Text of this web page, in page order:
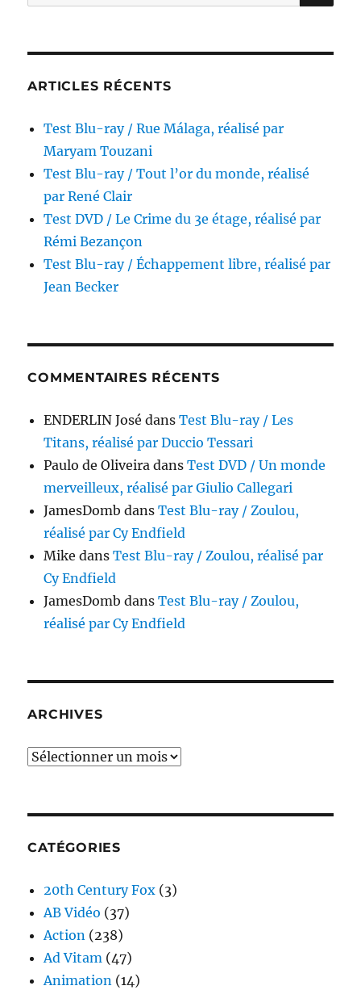
Noon,
pour :
ARTICLES RÉCENTS
Test Blu-ray / Rue Málaga, réalisé par
Maryam Touzani
Test Blu-ray / Tout l’or du monde, réalisé
par René Clair
Test DVD / Le Crime du 3e étage, réalisé par
Rémi Bezançon
Test Blu-ray / Échappement libre, réalisé par
Jean Becker
COMMENTAIRES RÉCENTS
ENDERLIN José dansTest Blu-ray / Les
Titans, réalisé par Duccio Tessari
Paulo de Oliveira dansTest DVD / Un monde
merveilleux, réalisé par Giulio Callegari
JamesDomb dansTest Blu-ray / Zoulou,
réalisé par Cy Endfield
Mike dansTest Blu-ray / Zoulou, réalisé par
Cy Endfield
JamesDomb dansTest Blu-ray / Zoulou,
réalisé par Cy Endfield
ARCHIVES
Archives
CATÉGORIES
20th Century Fox (3)
AB Vidéo (37)
Action (238)
Ad Vitam (47)
Animation (14)